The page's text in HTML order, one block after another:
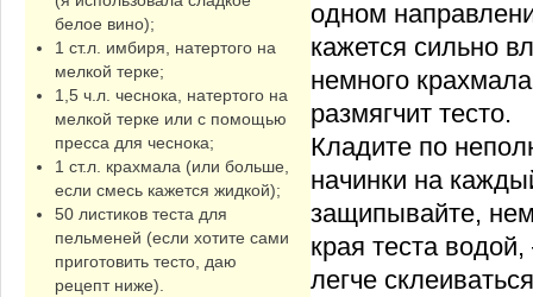
белое вино);
1 ст.л. имбиря, натертого на
мелкой терке;
1,5 ч.л. чеснока, натертого на
мелкой терке или с помощью
пресса для чеснока;
1 ст.л. крахмала (или больше,
если смесь кажется жидкой);
50 листиков теста для
пельменей (если хотите сами
приготовить тесто, даю
рецепт ниже).
одном
кажется сильно
немного
размягчит тесто.
Кладите по
начинки на
защипывайте,
края теста
легче